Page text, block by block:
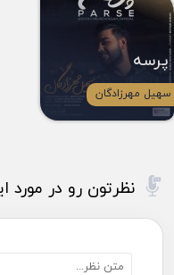
پرسه
سهیل مهرزادگان
نظرتون رو در مورد